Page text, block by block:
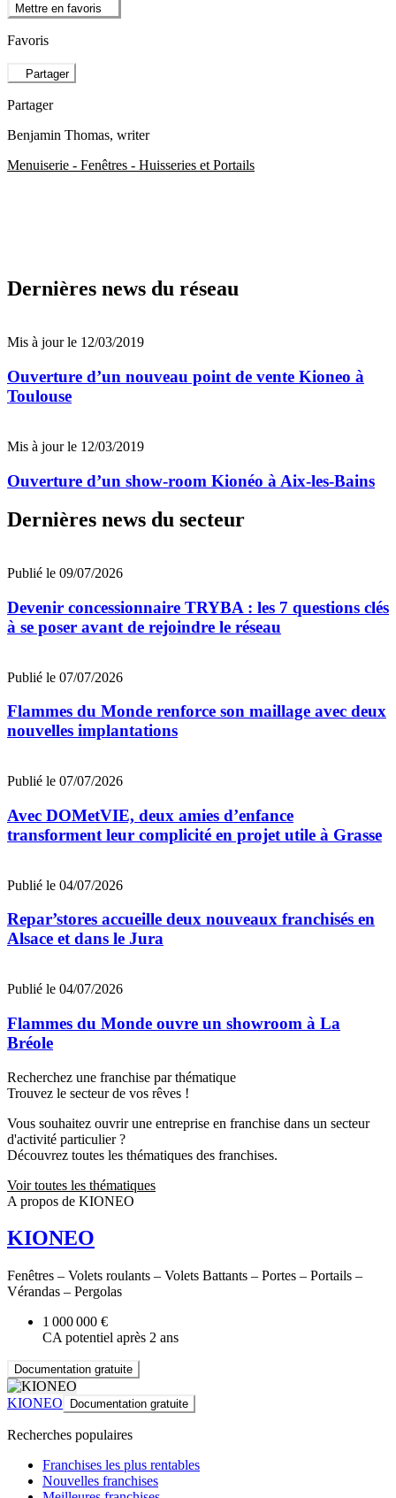
Mettre en favoris
Favoris
Partager
Partager
Benjamin Thomas, writer
Menuiserie - Fenêtres - Huisseries et Portails
Dernières news du réseau
Mis à jour le 12/03/2019
Ouverture d’un nouveau point de vente Kioneo à
Toulouse
Mis à jour le 12/03/2019
Ouverture d’un show-room Kionéo à Aix-les-Bains
Dernières news du secteur
Publié le 09/07/2026
Devenir concessionnaire TRYBA : les 7 questions clés
à se poser avant de rejoindre le réseau
Publié le 07/07/2026
Flammes du Monde renforce son maillage avec deux
nouvelles implantations
Publié le 07/07/2026
Avec DOMetVIE, deux amies d’enfance
transforment leur complicité en projet utile à Grasse
Publié le 04/07/2026
Repar’stores accueille deux nouveaux franchisés en
Alsace et dans le Jura
Publié le 04/07/2026
Flammes du Monde ouvre un showroom à La
Bréole
Recherchez une franchise par thématique
Trouvez le secteur de vos rêves !
Vous souhaitez ouvrir une entreprise en franchise dans un secteur
d'activité particulier ?
Découvrez toutes les thématiques des franchises.
Voir toutes les thématiques
A propos de KIONEO
KIONEO
Fenêtres – Volets roulants – Volets Battants – Portes – Portails –
Vérandas – Pergolas
1 000 000 €
CA potentiel après 2 ans
Documentation gratuite
KIONEO Documentation gratuite
Recherches populaires
Franchises les plus rentables
Nouvelles franchises